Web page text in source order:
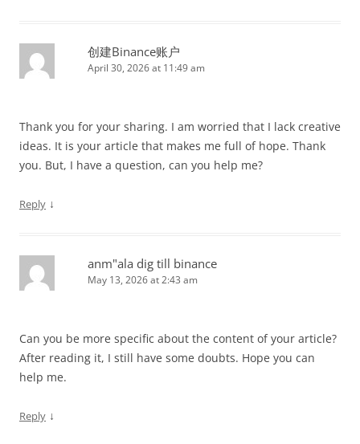
创建Binance账户
April 30, 2026 at 11:49 am
Thank you for your sharing. I am worried that I lack creative
ideas. It is your article that makes me full of hope. Thank
you. But, I have a question, can you help me?
Reply ↓
anm"ala dig till binance
May 13, 2026 at 2:43 am
Can you be more specific about the content of your article?
After reading it, I still have some doubts. Hope you can
help me.
Reply ↓